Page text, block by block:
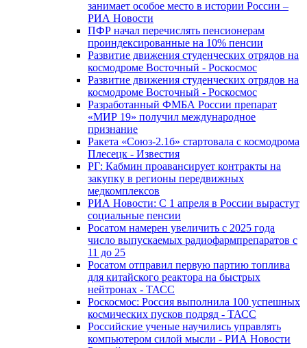
занимает особое место в истории России –
РИА Новости
ПФР начал перечислять пенсионерам
проиндексированные на 10% пенсии
Развитие движения студенческих отрядов на
космодроме Восточный - Роскосмос
Развитие движения студенческих отрядов на
космодроме Восточный - Роскосмос
Разработанный ФМБА России препарат
«МИР 19» получил международное
признание
Ракета «Союз-2.1б» стартовала с космодрома
Плесецк - Известия
РГ: Кабмин проавансирует контракты на
закупку в регионы передвижных
медкомплексов
РИА Новости: С 1 апреля в России вырастут
социальные пенсии
Росатом намерен увеличить с 2025 года
число выпускаемых радиофармпрепаратов с
11 до 25
Росатом отправил первую партию топлива
для китайского реактора на быстрых
нейтронах - ТАСС
Роскосмос: Россия выполнила 100 успешных
космических пусков подряд - ТАСС
Российские ученые научились управлять
компьютером силой мысли - РИА Новости